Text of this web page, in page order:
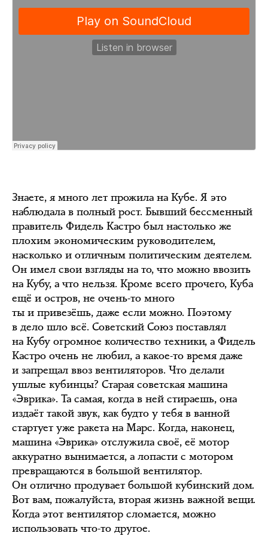
Знаете, я много лет прожила на Кубе. Я это
наблюдала в полный рост. Бывший бессменный
правитель Фидель Кастро был настолько же
плохим экономическим руководителем,
насколько и отличным политическим деятелем.
Он имел свои взгляды на то, что можно ввозить
на Кубу, а что нельзя. Кроме всего прочего, Куба
ещё и остров, не очень-то много
ты и привезёшь, даже если можно. Поэтому
в дело шло всё. Советский Союз поставлял
на Кубу огромное количество техники, а Фидель
Кастро очень не любил, а какое-то время даже
и запрещал ввоз вентиляторов. Что делали
ушлые кубинцы? Старая советская машина
«Эврика». Та самая, когда в ней стираешь, она
издаёт такой звук, как будто у тебя в ванной
стартует уже ракета на Марс. Когда, наконец,
машина «Эврика» отслужила своё, её мотор
аккуратно вынимается, а лопасти с мотором
превращаются в большой вентилятор.
Он отлично продувает большой кубинский дом.
Вот вам, пожалуйста, вторая жизнь важной вещи.
Когда этот вентилятор сломается, можно
использовать что-то другое.